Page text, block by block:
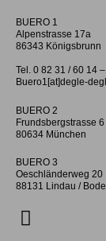
BUERO 1
Alpenstrasse 17a
86343 Königsbrunn
Tel. 0 82 31 / 60 14
Buero1[at]degle-
BUERO 2
Frundsbergstrasse 6
80634 München
BUERO 3
Oeschländerweg 20
88131 Lindau /